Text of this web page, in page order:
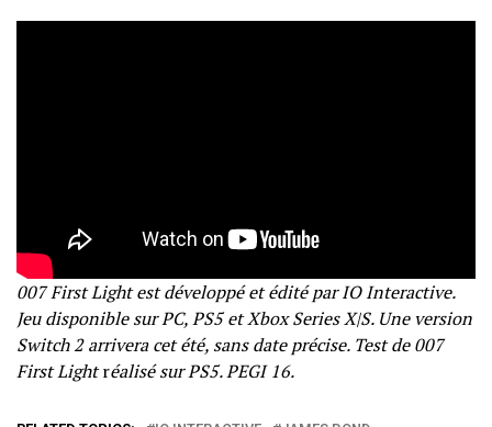
007 First Light est développé et édité par IO Interactive.
Jeu disponible sur PC, PS5 et Xbox Series X|S. Une version
Switch 2 arrivera cet été, sans date précise. Test de 007
First Lightréalisé sur PS5. PEGI 16.